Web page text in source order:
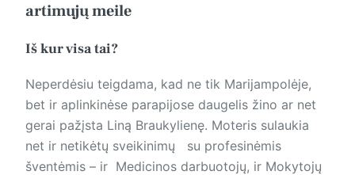
artimųjų meile
Iš kur visa tai?
Neperdėsiu teigdama, kad ne tik Marijampolėje,
bet ir aplinkinėse parapijose daugelis žino ar net
gerai pažįsta Liną Braukylienę. Moteris sulaukia
net ir netikėtų sveikinimų su profesinėmis
šventėmis – ir Medicinos darbuotojų, ir Mokytojų